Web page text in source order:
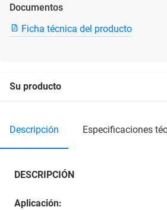
Documentos
Ficha técnica del producto
Su producto
descripción especificaciones
DESCRIPCIÓN
Aplicación: